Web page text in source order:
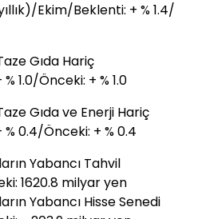
Ekim/Beklenti: + % 1.4/
Gıda Hariç
1.0/Önceki: + % 1.0
Gıda ve Enerji Hariç
0.4/Önceki: + % 0.4
Yabancı Tahvil
1620.8 milyar yen
Yabancı Hisse Senedi